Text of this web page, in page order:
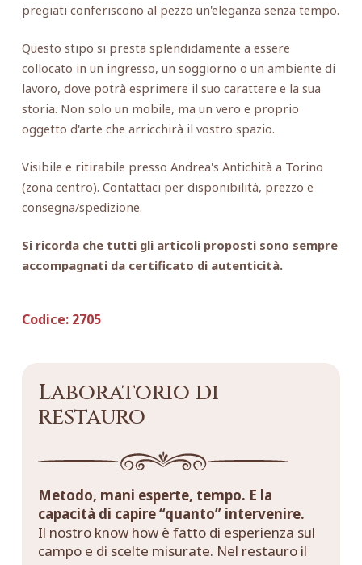
pregiati conferiscono al pezzo un'eleganza senza tempo.
Questo stipo si presta splendidamente a essere
collocato in un ingresso, un soggiorno o un ambiente di
lavoro, dove potrà esprimere il suo carattere e la sua
storia. Non solo un mobile, ma un vero e proprio
oggetto d'arte che arricchirà il vostro spazio.
Visibile e ritirabile presso Andrea's Antichità a Torino
(zona centro). Contattaci per disponibilità, prezzo e
consegna/spedizione.
Si ricorda che tutti gli articoli proposti sono sempre
accompagnati da certificato di autenticità.
Codice:2705
Laboratorio di
restauro
Metodo, mani esperte, tempo. E la
capacità di capire “quanto” intervenire.
Il nostro know how è fatto di esperienza sul
campo e di scelte misurate. Nel restauro il